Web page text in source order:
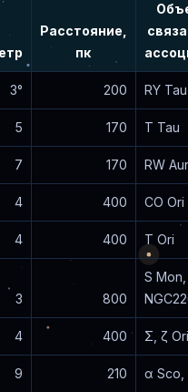
Расстояние,
пк
3° 200 RY Tau
5 170 T Tau
7 170 RW Aur
4 400 CO Ori
4 400 T Ori
3 800
S Mon,
4 400 Σ, ζ
9 210 α Sco,